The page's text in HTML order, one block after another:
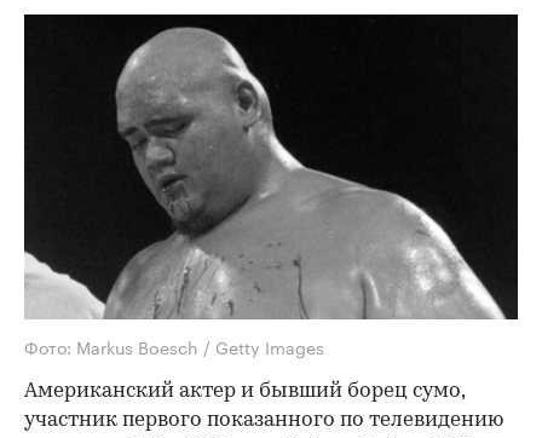
Фото: Markus Boesch / Getty Images
Американский актер и бывший борец сумо,
участник первого показанного по телевидению